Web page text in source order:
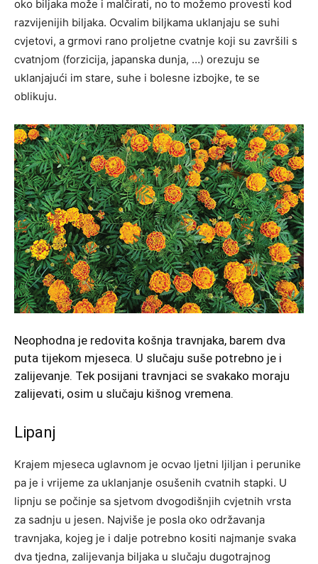
oko biljaka može i malčirati, no to možemo provesti kod
razvijenijih biljaka. Ocvalim biljkama uklanjaju se suhi
cvjetovi, a grmovi rano proljetne cvatnje koji su završili s
cvatnjom (forzicija, japanska dunja, …) orezuju se
uklanjajući im stare, suhe i bolesne izbojke, te se
oblikuju.
Neophodna je redovita košnja travnjaka, barem dva
puta tijekom mjeseca. U slučaju suše potrebno je i
zalijevanje. Tek posijani travnjaci se svakako moraju
zalijevati, osim u slučaju kišnog vremena.
Lipanj
Krajem mjeseca uglavnom je ocvao ljetni ljiljan i perunike
pa je i vrijeme za uklanjanje osušenih cvatnih stapki. U
lipnju se počinje sa sjetvom dvogodišnjih cvjetnih vrsta
za sadnju u jesen. Najviše je posla oko održavanja
travnjaka, kojeg je i dalje potrebno kositi najmanje svaka
dva tjedna, zalijevanja biljaka u slučaju dugotrajnog